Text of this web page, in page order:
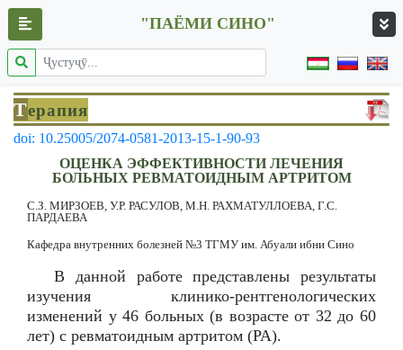
"ПАЁМИ СИНО"
Терапия
doi: 10.25005/2074-0581-2013-15-1-90-93
ОЦЕНКА ЭФФЕКТИВНОСТИ ЛЕЧЕНИЯ
БОЛЬНЫХ РЕВМАТОИДНЫМ АРТРИТОМ
С.З. МИРЗОЕВ, У.Р. РАСУЛОВ, М.Н. РАХМАТУЛЛОЕВА, Г.С.
ПАРДАЕВА
Кафедра внутренних болезней №3 ТГМУ им. Абуали ибни Сино
В данной работе представлены результаты
изучения клинико-рентгенологических
изменений у 46 больных (в возрасте от 32 до 60
лет) с ревматоидным артритом (РА).